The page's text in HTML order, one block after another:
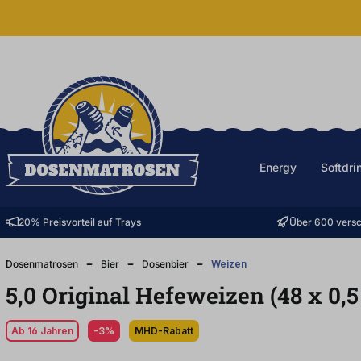
Energy
20% Preisvorteil auf Trays Über 600
Dosenmatrosen Bier Dosenbier Weizen
5,0 Original Hefeweizen (48x
Ab 16 Jahren -3% MHD-Rabatt